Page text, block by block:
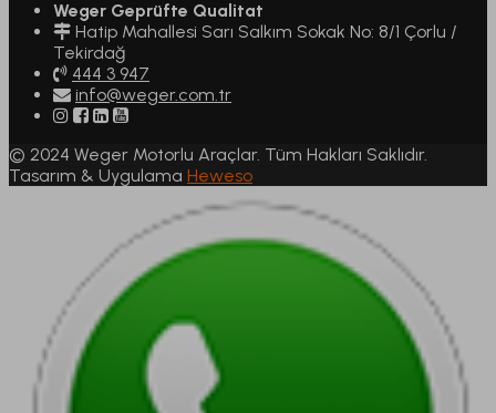
Weger Geprüfte Qualitat
Hatip Mahallesi Sarı Salkım Sokak No: 8/1 Çorlu /
Tekirdağ
444 3 947
info@weger.com.tr
© 2024 Weger Motorlu Araçlar. Tüm Hakları Saklıdır.
Tasarım & Uygulama Heweso